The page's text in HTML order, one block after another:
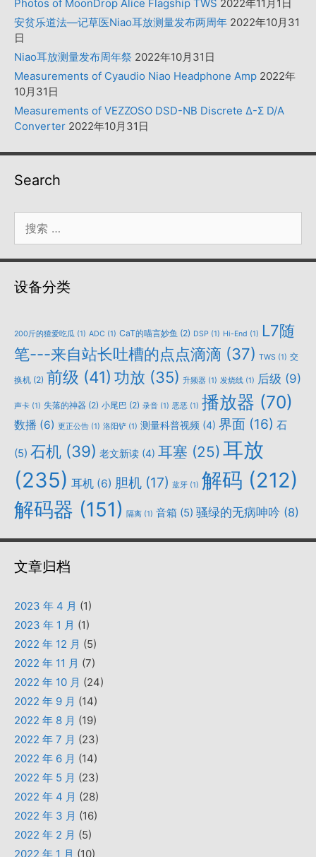
Photos of MoonDrop Alice Flagship TWS 2022年11月1日
安贫乐道法—记草医Niao耳放测量发布两周年 2022年10月31
日
Niao耳放测量发布周年祭 2022年10月31日
Measurements of Cyaudio Niao Headphone Amp 2022年
10月31日
Measurements of VEZZOSO DSD-NB Discrete Δ-Σ D/A
Converter 2022年10月31日
Search
索：
设备分类
200斤的猹爱吃瓜 (1) ADC (1) CaT的喵言妙鱼 (2) DSP (1) Hi-End (1) L7随
笔---来自站长吐槽的点点滴滴 (37) TWS (1) 交
换机 (2) 前级 (41) 功放 (35) 升频器 (1) 发烧线 (1) 后级 (9)
声卡 (1) 失落的神器 (2) 小尾巴 (2) 录音 (1) 恶恶 (1) 播放器 (70)
数播 (6) 更正公告 (1) 洛阳铲 (1) 测量科普视频 (4) 界面 (16) 石
(5) 石机 (39) 老文新读 (4) 耳塞 (25) 耳放
(235) 耳机 (6) 胆机 (17) 蓝牙 (1) 解码 (212)
解码器 (151) 隔离 (1) 音箱 (5) 骚绿的无病呻吟 (8)
文章归档
2023 年 4 月 (1)
2023 年 1 月 (1)
2022 年 12 月 (5)
2022 年 11 月 (7)
2022 年 10 月 (24)
2022 年 9 月 (14)
2022 年 8 月 (19)
2022 年 7 月 (23)
2022 年 6 月 (14)
2022 年 5 月 (23)
2022 年 4 月 (28)
2022 年 3 月 (16)
2022 年 2 月 (5)
2022 年 1 月 (10)